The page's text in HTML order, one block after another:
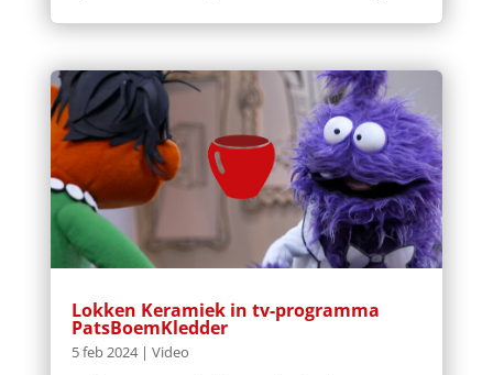
Lokken Keramiek in tv-programma
PatsBoemKledder
5 feb 2024| Video